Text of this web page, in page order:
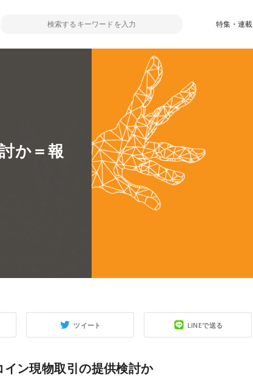
特集・連載
か＝報
ツイート LINEで送る
イン現物取引の提供検討か